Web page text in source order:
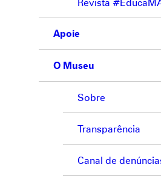
Apoie
O Museu
Sobre
Transparência
Canal de